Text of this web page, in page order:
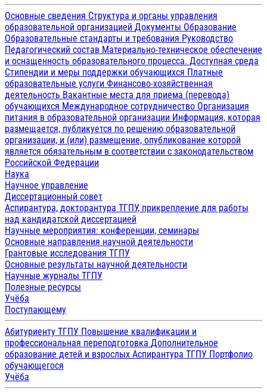
Основные сведения Структура и органы управления
образовательной организацией Документы Образование
Образовательные стандарты и требования Руководство
Педагогический состав Материально-техническое обеспечение
и оснащенность образовательного процесса. Доступная среда
Стипендии и меры поддержки обучающихся Платные
образовательные услуги Финансово-хозяйственная
деятельность Вакантные места для приема (перевода)
обучающихся Международное сотрудничество Организация
питания в образовательной организации Информация, которая
размещается, публикуется по решению образовательной
организации, и (или) размещение, опубликование которой
является обязательным в соответствии с законодательством
Российской Федерации
Наука
Научное управление
Диссертационный совет
Аспирантура, докторантура ТГПУ, прикрепление для работы
над кандидатской диссертацией
Научные мероприятия: конференции, семинары
Основные направления научной деятельности
Грантовые исследования ТГПУ
Основные результаты научной деятельности
Научные журналы ТГПУ
Полезные ресурсы
Учёба
Поступающему
Абитуриенту ТГПУ Повышение квалификации и
профессиональная переподготовка Дополнительное
образование детей и взрослых Аспирантура ТГПУ Портфолио
обучающегося
Учёба